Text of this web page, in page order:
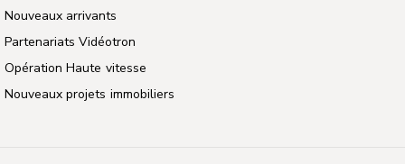
Appels Wi-Fi
Nouveaux arrivants
Partenariats Vidéotron
Opération Haute vitesse
Nouveaux projets immobiliers